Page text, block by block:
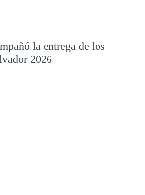
la entrega de los
2026